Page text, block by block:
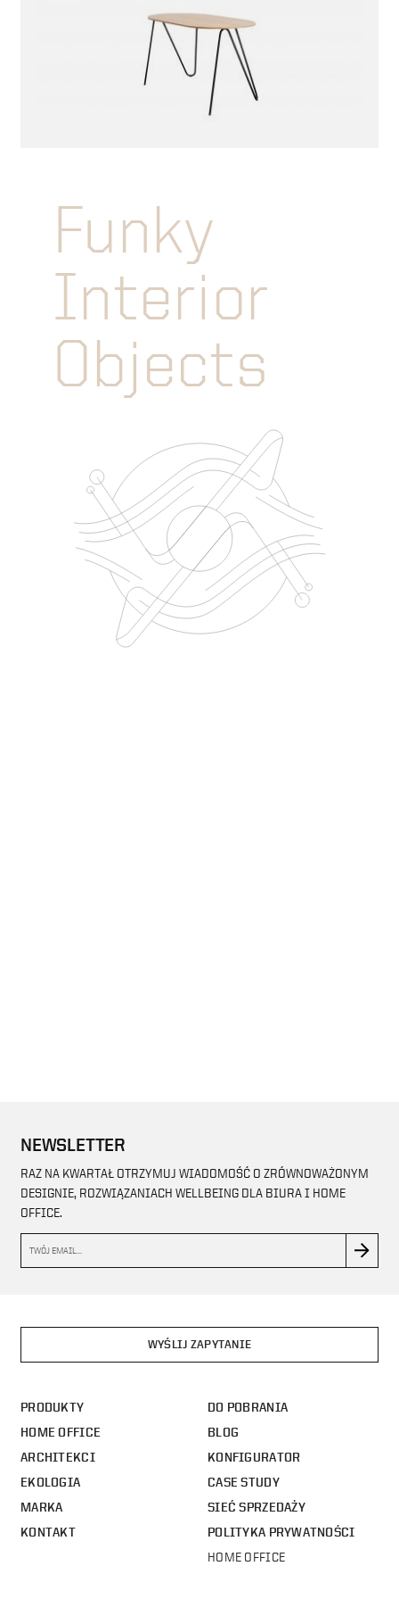
Funky
Interior
Objects
NEWSLETTER
RAZ NA KWARTAŁ OTRZYMUJ WIADOMOŚĆ O ZRÓWNOWAŻONYM
DESIGNIE, ROZWIĄZANIACH WELLBEING DLA BIURA I HOME
OFFICE.
WYŚLIJ ZAPYTANIE
PRODUKTY
HOME OFFICE
ARCHITEKCI
EKOLOGIA
MARKA
KONTAKT
DO POBRANIA
BLOG
KONFIGURATOR
CASE STUDY
SIEĆ SPRZEDAŻY
POLITYKA PRYWATNOŚCI
HOME OFFICE